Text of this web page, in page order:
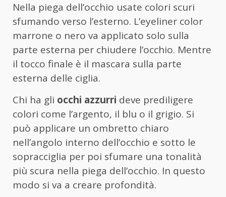
Nella piega dell’occhio usate colori scuri
sfumando verso l’esterno. L’eyeliner color
marrone o nero va applicato solo sulla
parte esterna per chiudere l’occhio. Mentre
il tocco finale è il mascara sulla parte
esterna delle ciglia.
Chi ha gli occhi azzurri deve prediligere
colori come l’argento, il blu o il grigio. Si
può applicare un ombretto chiaro
nell’angolo interno dell’occhio e sotto le
sopracciglia per poi sfumare una tonalità
più scura nella piega dell’occhio. In questo
modo si va a creare profondità.